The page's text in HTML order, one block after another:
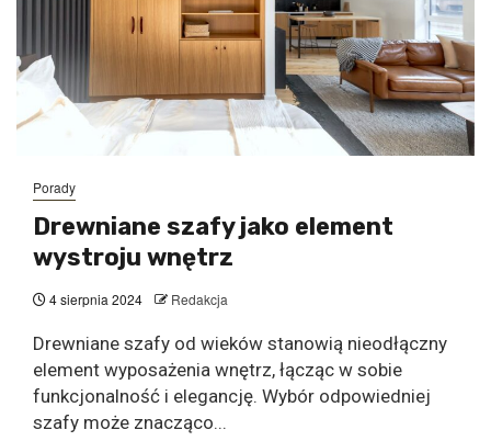
Porady
Drewniane szafy jako element
wystroju wnętrz
4 sierpnia 2024 Redakcja
Drewniane szafy od wieków stanowią nieodłączny
element wyposażenia wnętrz, łącząc w sobie
funkcjonalność i elegancję. Wybór odpowiedniej
szafy może znacząco...